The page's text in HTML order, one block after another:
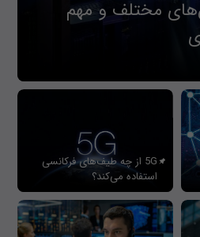
مختلف و مهم
5G از چه طیف‌های فرکانسی
استفاده می‌کند؟